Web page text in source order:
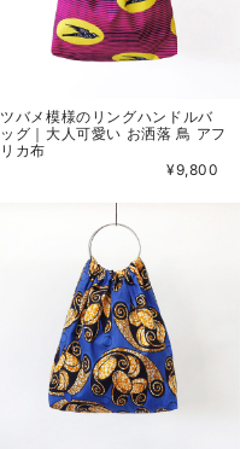
ツバメ模様のリングハンドルバ
ッグ｜大人可愛い お洒落 鳥 アフ
リカ布
¥9,800